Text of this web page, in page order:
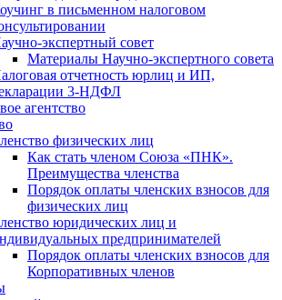
в письменном налоговом
экспертный совет
Материалы Научно-экспертного совета
отчетность юрлиц и ИП,
3-НДФЛ
агентство
физических лиц
Как стать членом Союза «ПНК».
Преимущества членства
Порядок оплаты членских взносов для
физических лиц
юридических лиц и
предпринимателей
Порядок оплаты членских взносов для
Корпоративных членов